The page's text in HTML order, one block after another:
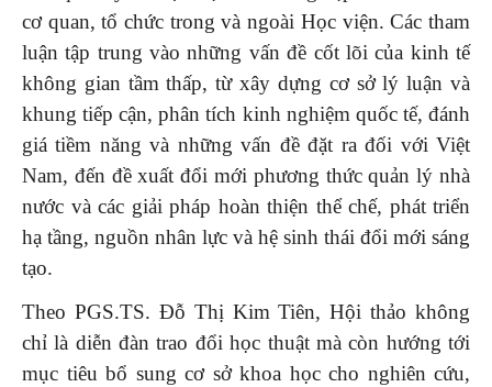
cơ quan, tổ chức trong và ngoài Học viện. Các tham
luận tập trung vào những vấn đề cốt lõi của kinh tế
không gian tầm thấp, từ xây dựng cơ sở lý luận và
khung tiếp cận, phân tích kinh nghiệm quốc tế, đánh
giá tiềm năng và những vấn đề đặt ra đối với Việt
Nam, đến đề xuất đổi mới phương thức quản lý nhà
nước và các giải pháp hoàn thiện thể chế, phát triển
hạ tầng, nguồn nhân lực và hệ sinh thái đổi mới sáng
tạo.
Theo PGS.TS. Đỗ Thị Kim Tiên, Hội thảo không
chỉ là diễn đàn trao đổi học thuật mà còn hướng tới
mục tiêu bổ sung cơ sở khoa học cho nghiên cứu,